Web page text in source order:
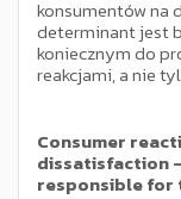
konsumentów na
determinant jest
koniecznym do
reakcjami, a nie
Consumer
dissatisfaction
responsible for